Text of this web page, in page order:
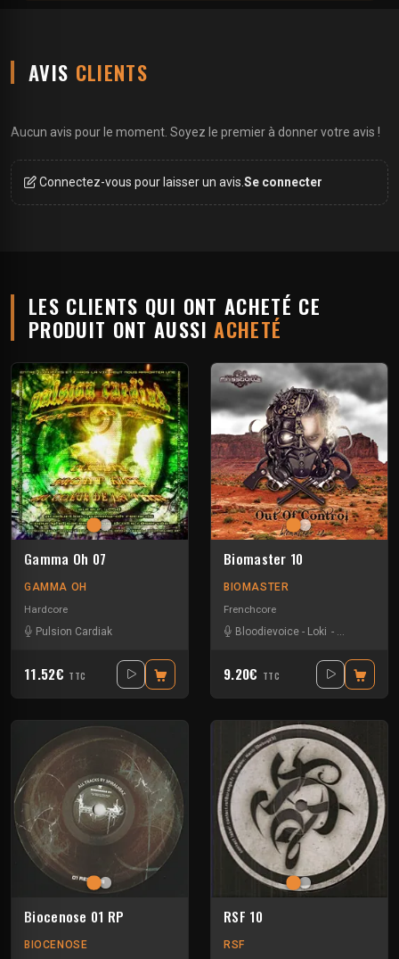
AVIS CLIENTS
Aucun avis pour le moment. Soyez le premier à donner votre avis !
Connectez-vous pour laisser un avis. Se connecter
LES CLIENTS QUI ONT ACHETÉ CE
PRODUIT ONT AUSSIACHETÉ
Gamma Oh 07
GAMMA OH
Hardcore
Pulsion Cardiak
11.52€ TTC
Biomaster 10
BIOMASTER
Frenchcore
Bloodievoice - Loki - Maissouille
9.20€ TTC
Biocenose 01 RP
BIOCENOSE
RSF 10
RSF